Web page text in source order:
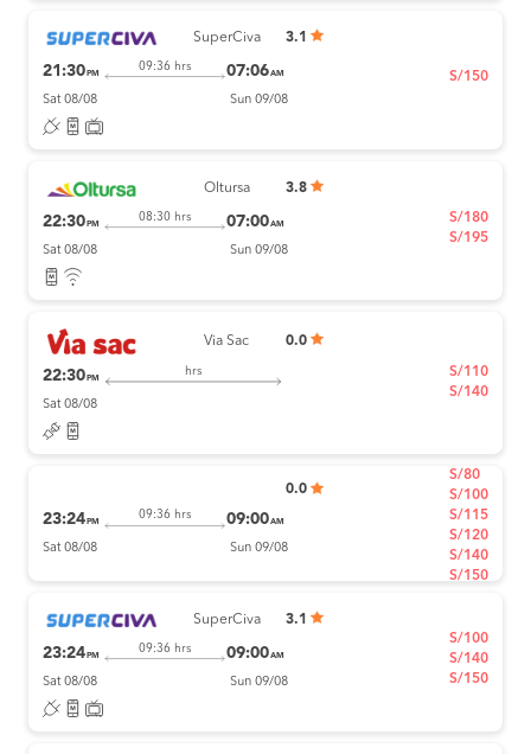
SuperCiva 3.1
21:30 PM
09:36 hrs 07:06AM
Sat 08/08 Sun 09/08
S/150
Oltursa 3.8
22:30 PM
08:30 hrs 07:00AM
Sat 08/08 Sun 09/08
S/180
S/195
Via Sac 0.0
22:30 PM
hrs
Sat 08/08
S/110
S/140
0.0
23:24PM
09:36 hrs 09:00AM
Sat 08/08 Sun 09/08
S/80
S/100
S/115
S/120
S/140
S/150
SuperCiva 3.1
23:24 PM
09:36 hrs 09:00AM
Sat 08/08 Sun 09/08
S/100
S/140
S/150